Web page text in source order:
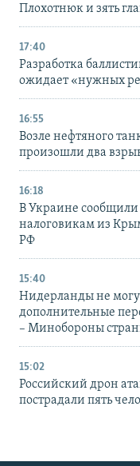
Плохотнюк и зять
17:40
Разработка
ожидает «нужных
16:55
Возле нефтяного
произошли два
16:18
В Украине
налоговикам из
РФ
15:40
Нидерланды не
дополнительные
– Минобороны
15:02
Российский дрон
пострадали пять